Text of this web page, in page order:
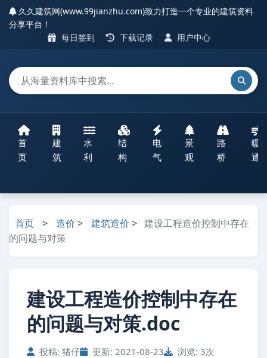
久久建筑网(www.99jianzhu.com)致力打造一个专业的建筑资料
分享平台！
每日签到
下载记录 用户中心
首
页
建
筑
水
利
结
构
电
气
景
观
路
桥
暖
通
首页 > 造价 > 建筑造价 > 建设工程造价控制中存在
的问题与对策
建设工程造价控制中存在
的问题与对策.doc
投稿: 猪仔 更新: 2021-08-23 浏览: 3次